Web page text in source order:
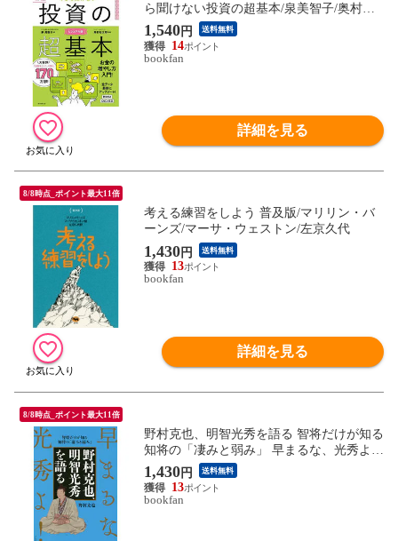
ら聞けない投資の超基本/泉美智子/奥村彰
太郎
1,540円 送料無料
14
bookfan
詳細を見る
8/8時点_ポイント最大11倍
考える練習をしよう 普及版/マリリン・バ
ーンズ/マーサ・ウェストン/左京久代
1,430円 送料無料
13
bookfan
詳細を見る
8/8時点_ポイント最大11倍
野村克也、明智光秀を語る 智将だけが知る
知将の「凄みと弱み」 早まるな、光秀よ!/
野村克也
1,430円 送料無料
13
bookfan